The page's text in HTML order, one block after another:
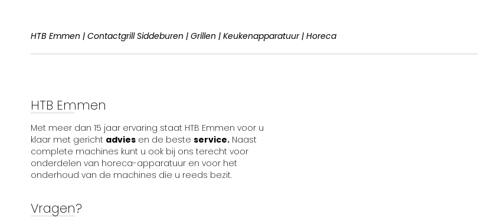
HTB Emmen | Contactgrill Siddeburen | Grillen | Keukenapparatuur | Horeca
HTB Emmen
Met meer dan 15 jaar ervaring staat HTB Emmen voor u
klaar met gericht advies en de beste service. Naast
complete machines kunt u ook bij ons terecht voor
onderdelen van horeca-apparatuur en voor het
onderhoud van de machines die u reeds bezit.
Vragen?